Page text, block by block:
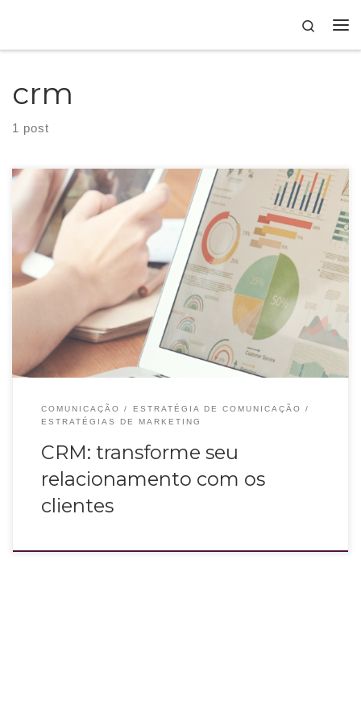
Search
crm
1 post
Reunião de CRM com apresentação de dados estatísticos.
COMUNICAÇÃO
ESTRATÉGIA DE COMUNICAÇÃO
ESTRATÉGIAS DE MARKETING
CRM: transforme seu
relacionamento com os
clientes